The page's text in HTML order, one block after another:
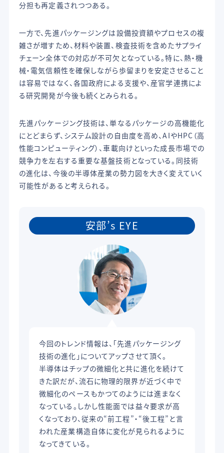
分担も再定義されつつある。
一方で、先進パッケージングは設備投資額やプロセスの複
雑さが増すため、材料や装置、検査技術を含めたサプライ
チェーン全体での対応が不可欠となっている。特に、熱・機
械・電気信頼性を確保しながら歩留まりを安定させること
は容易ではなく、各国政府による支援や、産官学連携によ
る研究開発が今後も続くとみられる。
先進パッケージング技術は、単なるパッケージの高機能化
にとどまらず、システム設計の自由度を高め、AIやHPC（高
性能コンピューティング）、車載向けといった成長市場での
競争力を左右する重要な基盤技術となっている。同技術
の進化は、今後の半導体産業の勢力図を大きく変えていく
可能性があると考えられる。
安部’s EYE
今回のトレンド情報は、「先進パッケージング
技術の進化」についてアップさせて頂く。
半導体はチップの微細化と共に進化を続けて
きた訳だが、流石に物理的限界が近づく中で
微細化のペースもかつてのようには進まなく
なっている。しかし性能面では益々要求が高
くなっており、従来の“前工程”・“後工程”と言
われた産業構造自体に変化が見られるように
なってきている。